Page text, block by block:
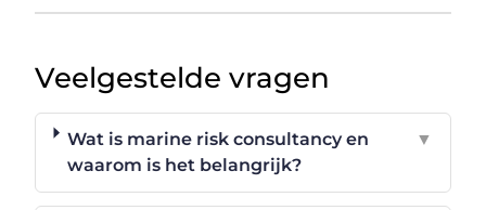
Veelgestelde vragen
Wat is marine risk consultancy en
waarom is het belangrijk?
▼